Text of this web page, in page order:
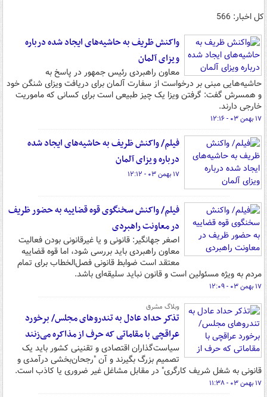
کل اخبار: 566
واکنش ظریف به حاشیه‌های ایجاد شده درباره
ویزای آلمان
معاون راهبردی رئیس جمهور در پاسخ به
حاشیه‌هایی مبنی بر درخواست از سفارت آلمان برای دریافت ویزای شنگن خود
و همسرش گفت: گرفتن ویزا یک چیز طبیعی است برای کسانی که ماموریت
خارجی دارند.
۱۷ بهمن ۰۳ - ۱۲:۱۶
فیلم/ واکنش ظریف به حاشیه‌های ایجاد شده
درباره ویزای آلمان
۱۷ بهمن ۰۳ - ۱۲:۱۲
فیلم/ واکنش سخنگوی قوه قضاییه به حضور ظریف
در معاونت راهبردی
اصغر جهانگیر: قانونی و یا غیرقانونی بودن فعالیت
معاون راهبردی باید بررسی شود، اما قوه قضاییه
معتقد است ضوابط قانونی فصل‌الخطاب برای تمام
مردم به ویژه مسئولین است و قانون نباید سلیقه‌ای باشد.
۱۷ بهمن ۰۳ - ۱۲:۰۹
وبلاگ مشرق
تذکر حداد عادل به تندروهای مجلس/ برخورد
عراقچی با مقاماتی که حرف از مذاکره می‌زنند
سیاست‌گذاران اقتصادی و تقنینی کشور باید یک
تصمیم بزرگ بگیرند و آن "رجحان‌بخشی درآمدی و
قانونی به شغل شریف کارگری" در مقابل مشاغل غیر ضروری یا کاذب است.
۱۷ بهمن ۰۳ - ۱۱:۳۸